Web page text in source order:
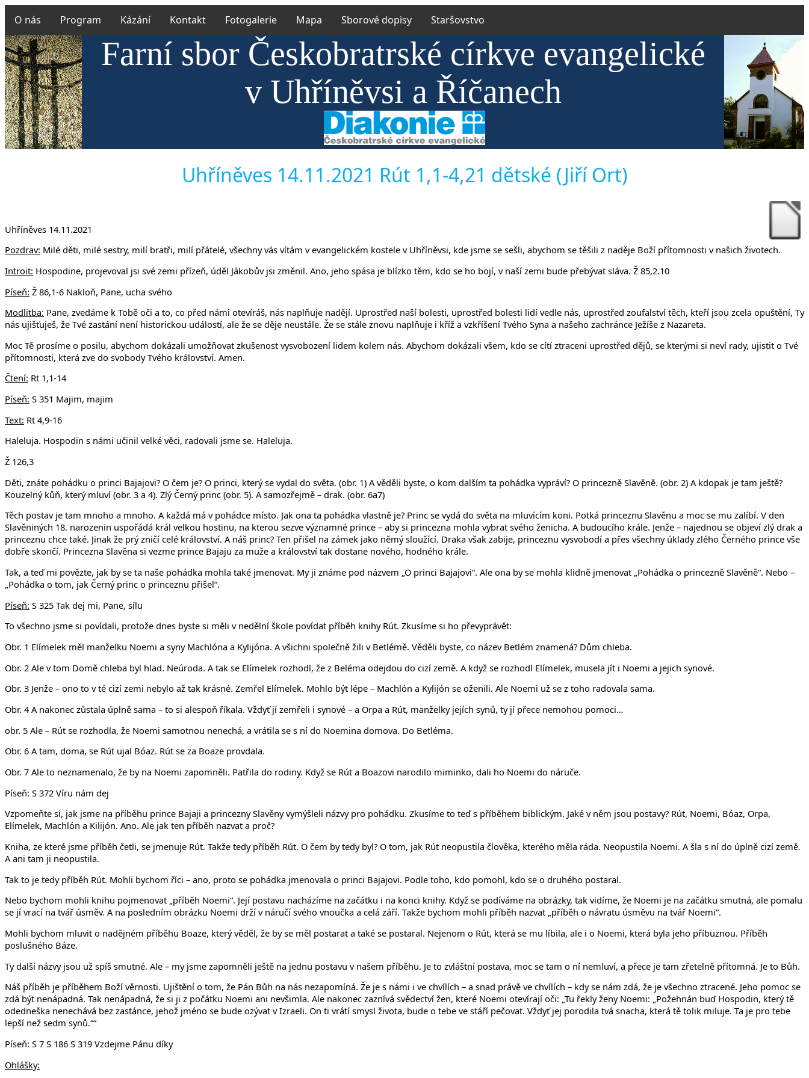
O nás Program Kázání Kontakt Fotogalerie Mapa Sborové dopisy Staršovstvo
Farní sbor Českobratrské církve evangelické
v Uhříněvsi a Říčanech
Uhříněves 14.11.2021 Rút 1,1-4,21 dětské (Jiří Ort)
Uhříněves 14.11.2021
Pozdrav: Milé děti, milé sestry, milí bratři, milí přátelé, všechny vás vítám v evangelickém kostele v Uhříněvsi, kde jsme se sešli, abychom se těšili z naděje Boží přítomnosti v našich životech.
Introit: Hospodine, projevoval jsi své zemi přízeň, úděl Jákobův jsi změnil. Ano, jeho spása je blízko těm, kdo se ho bojí, v naší zemi bude přebývat sláva. Ž 85,2.10
Píseň: Ž 86,1-6 Nakloň, Pane, ucha svého
Modlitba: Pane, zvedáme k Tobě oči a to, co před námi otevíráš, nás naplňuje nadějí. Uprostřed naší bolesti, uprostřed bolesti lidí vedle nás, uprostřed zoufalství těch, kteří jsou zcela opuštění, Ty
nás ujišťuješ, že Tvé zastání není historickou událostí, ale že se děje neustále. Že se stále znovu naplňuje i kříž a vzkříšení Tvého Syna a našeho zachránce Ježíše z Nazareta.
Moc Tě prosíme o posilu, abychom dokázali umožňovat zkušenost vysvobození lidem kolem nás. Abychom dokázali všem, kdo se cítí ztraceni uprostřed dějů, se kterými si neví rady, ujistit o Tvé
přítomnosti, která zve do svobody Tvého království. Amen.
Čtení: Rt 1,1-14
Píseň: S 351 Majim, majim
Text: Rt 4,9-16
Haleluja. Hospodin s námi učinil velké věci, radovali jsme se. Haleluja.
Ž 126,3
Děti, znáte pohádku o princi Bajajovi? O čem je? O princi, který se vydal do světa. (obr. 1) A věděli byste, o kom dalším ta pohádka vypráví? O princezně Slavěně. (obr. 2) A kdopak je tam ještě?
Kouzelný kůň, který mluví (obr. 3 a 4). Zlý Černý princ (obr. 5). A samozřejmě – drak. (obr. 6a7)
Těch postav je tam mnoho a mnoho. A každá má v pohádce místo. Jak ona ta pohádka vlastně je? Princ se vydá do světa na mluvícím koni. Potká princeznu Slavěnu a moc se mu zalíbí. V den
Slavěniných 18. narozenin uspořádá král velkou hostinu, na kterou sezve významné prince – aby si princezna mohla vybrat svého ženicha. A budoucího krále. Jenže – najednou se objeví zlý drak a
princeznu chce také. Jinak že prý zničí celé království. A náš princ? Ten přišel na zámek jako němý sloužící. Draka však zabije, princeznu vysvobodí a přes všechny úklady zlého Černého prince vše
dobře skončí. Princezna Slavěna si vezme prince Bajaju za muže a království tak dostane nového, hodného krále.
Tak, a teď mi povězte, jak by se ta naše pohádka mohla také jmenovat. My ji známe pod názvem „O princi Bajajovi“. Ale ona by se mohla klidně jmenovat „Pohádka o princezně Slavěně“. Nebo –
„Pohádka o tom, jak Černý princ o princeznu přišel“.
Píseň: S 325 Tak dej mi, Pane, sílu
To všechno jsme si povídali, protože dnes byste si měli v nedělní škole povídat příběh knihy Rút. Zkusíme si ho převyprávět:
Obr. 1 Elímelek měl manželku Noemi a syny Machlóna a Kylijóna. A všichni společně žili v Betlémě. Věděli byste, co název Betlém znamená? Dům chleba.
Obr. 2 Ale v tom Domě chleba byl hlad. Neúroda. A tak se Elímelek rozhodl, že z Beléma odejdou do cizí země. A když se rozhodl Elímelek, musela jít i Noemi a jejich synové.
Obr. 3 Jenže – ono to v té cizí zemi nebylo až tak krásné. Zemřel Elímelek. Mohlo být lépe – Machlón a Kylijón se oženili. Ale Noemi už se z toho radovala sama.
Obr. 4 A nakonec zůstala úplně sama – to si alespoň říkala. Vždyť jí zemřeli i synové – a Orpa a Rút, manželky jejích synů, ty jí přece nemohou pomoci…
obr. 5 Ale – Rút se rozhodla, že Noemi samotnou nenechá, a vrátila se s ní do Noemina domova. Do Betléma.
Obr. 6 A tam, doma, se Rút ujal Bóaz. Rút se za Boaze provdala.
Obr. 7 Ale to neznamenalo, že by na Noemi zapomněli. Patřila do rodiny. Když se Rút a Boazovi narodilo miminko, dali ho Noemi do náruče.
Píseň: S 372 Víru nám dej
Vzpomeňte si, jak jsme na příběhu prince Bajaji a princezny Slavěny vymýšleli názvy pro pohádku. Zkusíme to teď s příběhem biblickým. Jaké v něm jsou postavy? Rút, Noemi, Bóaz, Orpa,
Elímelek, Machlón a Kilijón. Ano. Ale jak ten příběh nazvat a proč?
Kniha, ze které jsme příběh četli, se jmenuje Rút. Takže tedy příběh Rút. O čem by tedy byl? O tom, jak Rút neopustila člověka, kterého měla ráda. Neopustila Noemi. A šla s ní do úplně cizí země.
A ani tam ji neopustila.
Tak to je tedy příběh Rút. Mohli bychom říci – ano, proto se pohádka jmenovala o princi Bajajovi. Podle toho, kdo pomohl, kdo se o druhého postaral.
Nebo bychom mohli knihu pojmenovat „příběh Noemi“. Její postavu nacházíme na začátku i na konci knihy. Když se podíváme na obrázky, tak vidíme, že Noemi je na začátku smutná, ale pomalu
se jí vrací na tvář úsměv. A na posledním obrázku Noemi drží v náručí svého vnoučka a celá září. Takže bychom mohli příběh nazvat „příběh o návratu úsměvu na tvář Noemi“.
Mohli bychom mluvit o nadějném příběhu Boaze, který věděl, že by se měl postarat a také se postaral. Nejenom o Rút, která se mu líbila, ale i o Noemi, která byla jeho příbuznou. Příběh
poslušného Báze.
Ty další názvy jsou už spíš smutné. Ale – my jsme zapomněli ještě na jednu postavu v našem příběhu. Je to zvláštní postava, moc se tam o ní nemluví, a přece je tam zřetelně přítomná. Je to Bůh.
Náš příběh je příběhem Boží věrnosti. Ujištění o tom, že Pán Bůh na nás nezapomíná. Že je s námi i ve chvílích – a snad právě ve chvílích – kdy se nám zdá, že je všechno ztracené. Jeho pomoc se
zdá být nenápadná. Tak nenápadná, že si ji z počátku Noemi ani nevšimla. Ale nakonec zaznívá svědectví žen, které Noemi otevírají oči: „Tu řekly ženy Noemi: „Požehnán buď Hospodin, který tě
odedneška nenechává bez zastánce, jehož jméno se bude ozývat v Izraeli. On ti vrátí smysl života, bude o tebe ve stáří pečovat. Vždyť jej porodila tvá snacha, která tě tolik miluje. Ta je pro tebe
lepší než sedm synů.““
Píseň: S 7 S 186 S 319 Vzdejme Pánu díky
Ohlášky: